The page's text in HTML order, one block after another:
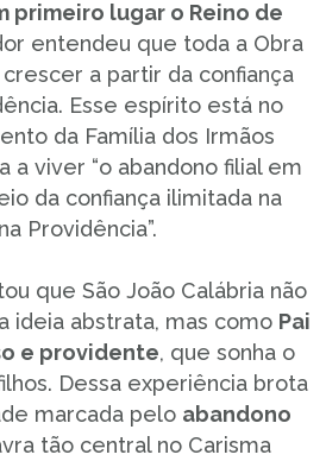
primeiro lugar o Reino de
entendeu que toda a Obra
a partir da confiança
Esse espírito está no
da Família dos Irmãos
a viver “o abandono filial em
da confiança ilimitada na
Providência”.
que São João Calábria não
ideia abstrata, mas como Pai
e providente, que sonha o
Dessa experiência brota
marcada pelo abandono
tão central no Carisma